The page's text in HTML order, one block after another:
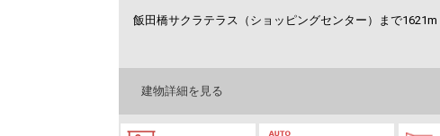
飯田橋サクラテラス（ショッピングセンター）まで1621m
建物詳細を見る